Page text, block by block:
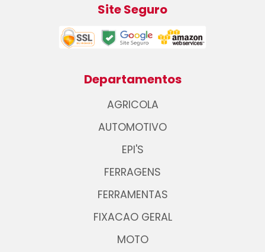
Site Seguro
Departamentos
AGRICOLA
AUTOMOTIVO
EPI'S
FERRAGENS
FERRAMENTAS
FIXACAO GERAL
MOTO